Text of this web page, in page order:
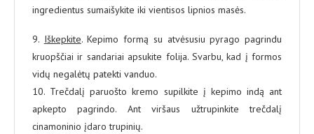
ingredientus sumaišykite iki vientisos lipnios masės.
9. Iškepkite. Kepimo formą su atvėsusiu pyrago pagrindu
kruopščiai ir sandariai apsukite folija. Svarbu, kad į formos
vidų negalėtų patekti vanduo.
10. Trečdalį paruošto kremo supilkite į kepimo indą ant
apkepto pagrindo. Ant viršaus užtrupinkite trečdalį
cinamoninio įdaro trupinių.